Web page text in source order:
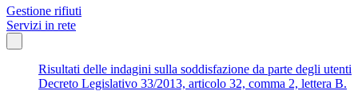
Gestione rifiuti
Servizi in rete
Risultati delle indagini sulla soddisfazione da parte degli utenti
Decreto Legislativo 33/2013, articolo 32, comma 2, lettera B.